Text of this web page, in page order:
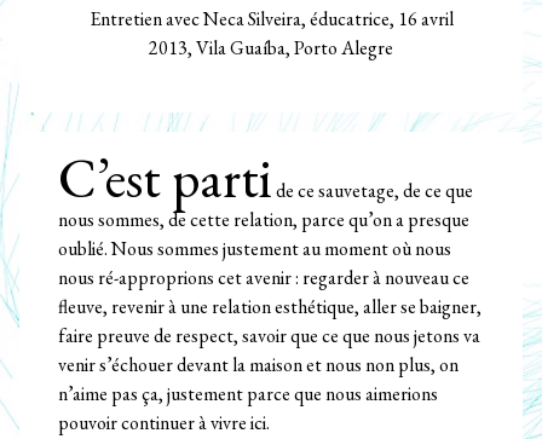
Entretien avec Neca Silveira, éducatrice, 16 avril
2013, Vila Guaíba, Porto Alegre
C’est partide ce sauvetage, de ce que
nous sommes, de cette relation, parce qu’on a presque
oublié. Nous sommes justement au moment où nous
nous ré-approprions cet avenir : regarder à nouveau ce
fleuve, revenir à une relation esthétique, aller se baigner,
faire preuve de respect, savoir que ce que nous jetons va
venir s’échouer devant la maison et nous non plus, on
n’aime pas ça, justement parce que nous aimerions
pouvoir continuer à vivre ici.